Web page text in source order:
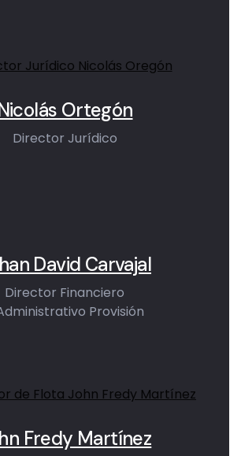
Ortegón
Director Jurídico
David Carvajal
Director Financiero
Provisión
Fredy Martínez